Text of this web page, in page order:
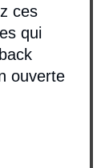
ces
qui
ouverte